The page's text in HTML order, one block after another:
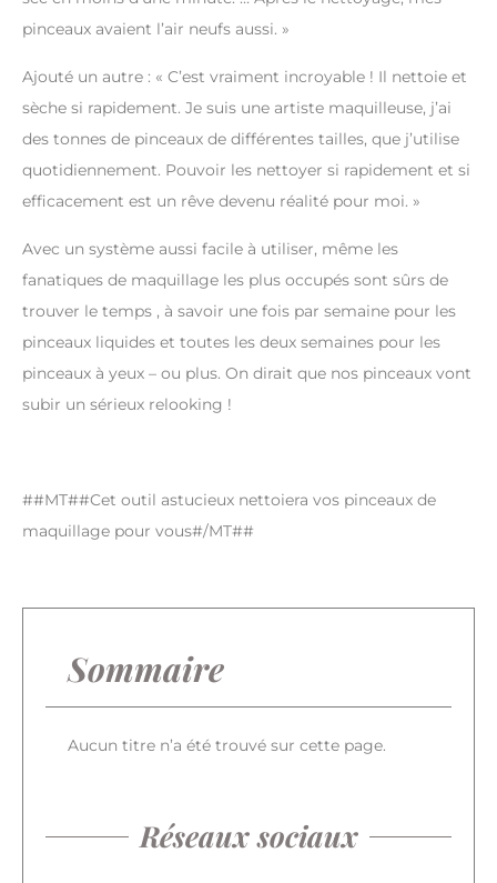
pinceaux avaient l’air neufs aussi. »
Ajouté un autre : « C’est vraiment incroyable ! Il nettoie et
sèche si rapidement. Je suis une artiste maquilleuse, j’ai
des tonnes de pinceaux de différentes tailles, que j’utilise
quotidiennement. Pouvoir les nettoyer si rapidement et si
efficacement est un rêve devenu réalité pour moi. »
Avec un système aussi facile à utiliser, même les
fanatiques de maquillage les plus occupés sont sûrs de
trouver le temps , à savoir une fois par semaine pour les
pinceaux liquides et toutes les deux semaines pour les
pinceaux à yeux – ou plus. On dirait que nos pinceaux vont
subir un sérieux relooking !
##MT##Cet outil astucieux nettoiera vos pinceaux de
maquillage pour vous#/MT##
Sommaire
Aucun titre n’a été trouvé sur cette page.
Réseaux sociaux